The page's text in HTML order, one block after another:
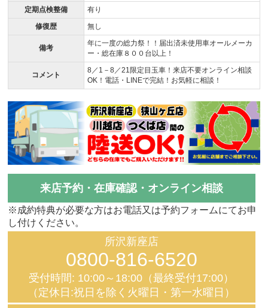
定期点検整備
有り
修復歴
無し
備考
年に一度の総力祭！！届出済未使用車オールメーカ
ー・総在庫８００台以上！
コメント
8／1－8／21限定目玉車！来店不要オンライン相談
OK！電話・LINEで完結！お気軽に相談！
来店予約・在庫確認・オンライン相談
※成約特典が必要な方はお電話又は予約フォームにてお申
し付けください。
所沢新座店
0800-816-6520
受付時間: 10:00～18:00（最終受付17:00）
（定休日:祝日を除く火曜日・第一水曜日）